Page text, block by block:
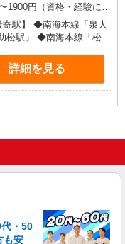
1900円（資格・経験によ
可能です。詳しくは面談
通費：別途全額支給 ※
松駅」 ◆南海本線「松ノ
詳細を見る
務で活躍しよう◎デイ
＜日払い有/週払い有/交
む)＞
詳細を見る
・50
も安